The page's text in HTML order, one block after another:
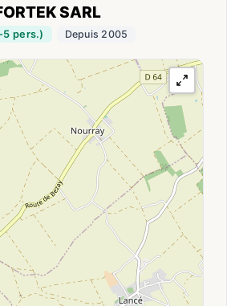
SARL
5 pers.) Depuis 2005